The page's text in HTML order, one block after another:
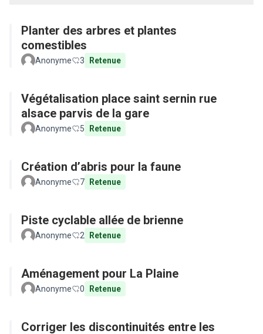
Planter des arbres et plantes
comestibles
Anonyme 3 Retenue
Végétalisation place saint sernin rue
alsace parvis de la gare
Anonyme 5 Retenue
Création d’abris pour la faune
Anonyme 7 Retenue
Piste cyclable allée de brienne
Anonyme 2 Retenue
Aménagement pour La Plaine
Anonyme 0 Retenue
Corriger les discontinuités entre les